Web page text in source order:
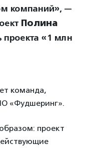
компаний», —
Полина
проекта «1 млн
команда,
«Фудшеринг».
проект